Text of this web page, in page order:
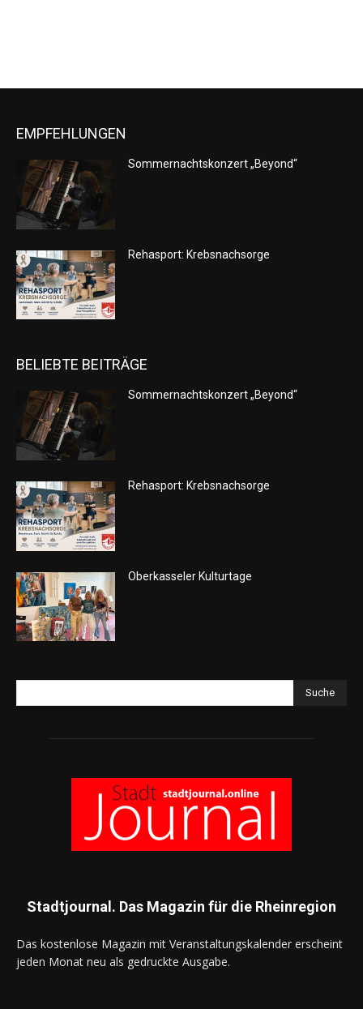
EMPFEHLUNGEN
Sommernachtskonzert „Beyond“
Rehasport: Krebsnachsorge
BELIEBTE BEITRÄGE
Sommernachtskonzert „Beyond“
Rehasport: Krebsnachsorge
Oberkasseler Kulturtage
Suche
Stadtjournal. Das Magazin für die Rheinregion
Das kostenlose Magazin mit Veranstaltungskalender erscheint
jeden Monat neu als gedruckte Ausgabe.